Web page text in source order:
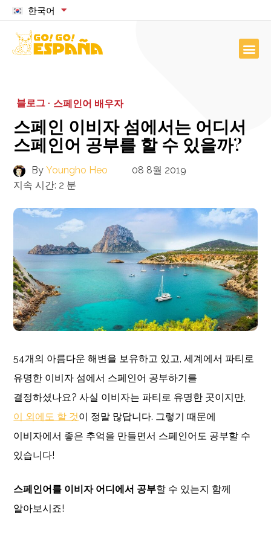
한국어
블로그 · 스페인어 배우자
스페인 이비자 섬에서는 어디서
스페인어 공부를 할 수 있을까?
By Youngho Heo
08 8월 2019
지속 시간: 2 분
54개의 아름다운 해변을 보유하고 있고, 세계에서 파티로
유명한 이비자 섬에서 스페인어 공부하기를
결정하셨나요? 사실 이비자는 파티로 유명한 곳이지만,
이 외에도 할 것이 정말 많답니다. 그렇기 때문에
이비자에서 좋은 추억을 만들면서 스페인어도 공부할 수
있습니다!
스페인어를 이비자 어디에서 공부할 수 있는지 함께
알아보시죠!